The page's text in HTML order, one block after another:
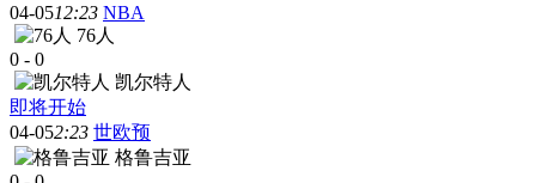
04-0512:23 NBA
76人
0 - 0
凯尔特人
即将开始
04-052:23 世欧预
格鲁吉亚